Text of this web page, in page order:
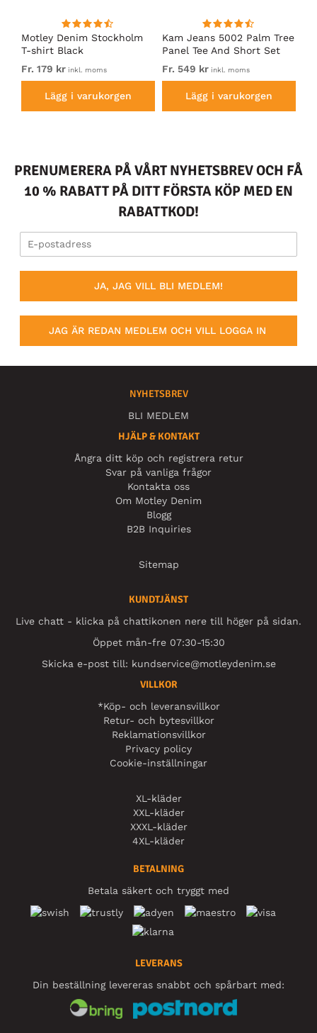
Motley Denim Stockholm
T-shirt Black
Fr. 179 kr inkl. moms
Lägg i varukorgen
Kam Jeans 5002 Palm Tree
Panel Tee And Short Set
Electric Blue
Fr. 549 kr inkl. moms
Lägg i varukorgen
PRENUMERERA PÅ VÅRT NYHETSBREV OCH FÅ
10 % RABATT PÅ DITT FÖRSTA KÖP MED EN
RABATTKOD!
JA, JAG VILL BLI MEDLEM!
JAG ÄR REDAN MEDLEM OCH VILL LOGGA IN
NYHETSBREV
BLI MEDLEM
HJÄLP & KONTAKT
Ångra ditt köp och registrera retur
Svar på vanliga frågor
Kontakta oss
Om Motley Denim
Blogg
B2B Inquiries
Sitemap
KUNDTJÄNST
Live chatt - klicka på chattikonen nere till höger på sidan.
Öppet mån-fre 07:30-15:30
Skicka e-post till: kundservice@motleydenim.se
VILLKOR
*Köp- och leveransvillkor
Retur- och bytesvillkor
Reklamationsvillkor
Privacy policy
Cookie-inställningar
XL-kläder
XXL-kläder
XXXL-kläder
4XL-kläder
BETALNING
Betala säkert och tryggt med
LEVERANS
Din beställning levereras snabbt och spårbart med: